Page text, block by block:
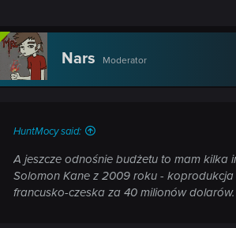
Nars Moderator
HuntMocy said:
A jeszcze odnośnie budżetu to mam kilka
Solomon Kane z 2009 roku - koprodukcja
francusko-czeska za 40 milionów dolarów.